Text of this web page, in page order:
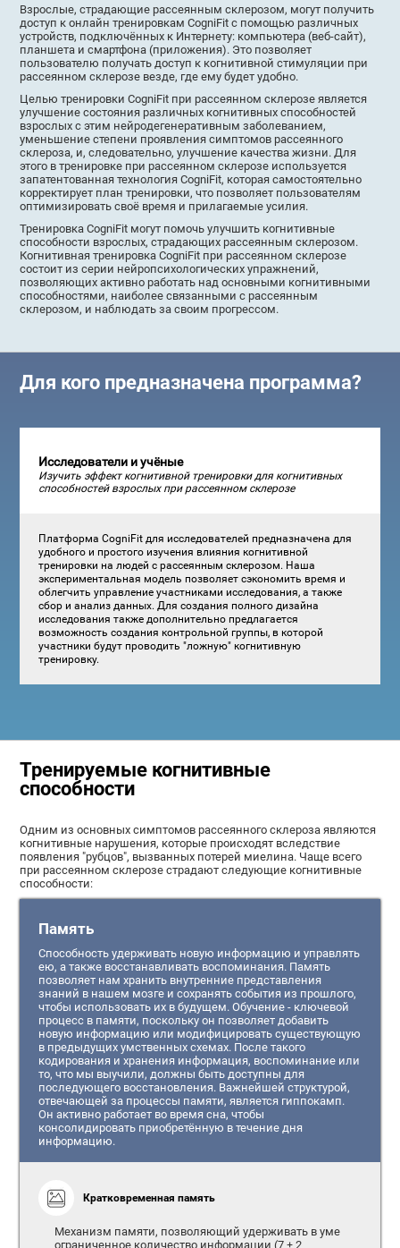
Взрослые, страдающие рассеянным склерозом, могут получить
доступ к онлайн тренировкам CogniFit с помощью различных
устройств, подключённых к Интернету: компьютера (веб-сайт),
планшета и смартфона (приложения). Это позволяет
пользователю получать доступ к когнитивной стимуляции при
рассеянном склерозе везде, где ему будет удобно.
Целью тренировки CogniFit при рассеянном склерозе является
улучшение состояния различных когнитивных способностей
взрослых с этим нейродегенеративным заболеванием,
уменьшение степени проявления симптомов рассеянного
склероза, и, следовательно, улучшение качества жизни. Для
этого в тренировке при рассеянном склерозе используется
запатентованная технология CogniFit, которая самостоятельно
корректирует план тренировки, что позволяет пользователям
оптимизировать своё время и прилагаемые усилия.
Тренировка CogniFit могут помочь улучшить когнитивные
способности взрослых, страдающих рассеянным склерозом.
Когнитивная тренировка CogniFit при рассеянном склерозе
состоит из серии нейропсихологических упражнений,
позволяющих активно работать над основными когнитивными
способностями, наиболее связанными с рассеянным
склерозом, и наблюдать за своим прогрессом.
Для кого предназначена программа?
Исследователи и учёные
Изучить эффект когнитивной тренировки для когнитивных
способностей взрослых при рассеянном склерозе
Платформа CogniFit для исследователей предназначена для
удобного и простого изучения влияния когнитивной
тренировки на людей с рассеянным склерозом. Наша
экспериментальная модель позволяет сэкономить время и
облегчить управление участниками исследования, а также
сбор и анализ данных. Для создания полного дизайна
исследования также дополнительно предлагается
возможность создания контрольной группы, в которой
участники будут проводить "ложную" когнитивную
тренировку.
Тренируемые когнитивные
способности
Одним из основных симптомов рассеянного склероза являются
когнитивные нарушения, которые происходят вследствие
появления "рубцов", вызванных потерей миелина. Чаще всего
при рассеянном склерозе страдают следующие когнитивные
способности:
Память
Способность удерживать новую информацию и управлять
ею, а также восстанавливать воспоминания. Память
позволяет нам хранить внутренние представления
знаний в нашем мозге и сохранять события из прошлого,
чтобы использовать их в будущем. Обучение - ключевой
процесс в памяти, поскольку он позволяет добавить
новую информацию или модифицировать существующую
в предыдущих умственных схемах. После такого
кодирования и хранения информация, воспоминание или
то, что мы выучили, должны быть доступны для
последующего восстановления. Важнейшей структурой,
отвечающей за процессы памяти, является гиппокамп.
Он активно работает во время сна, чтобы
консолидировать приобретённую в течение дня
информацию.
Кратковременная память
Механизм памяти, позволяющий удерживать в уме
ограниченное количество информации (7 ± 2